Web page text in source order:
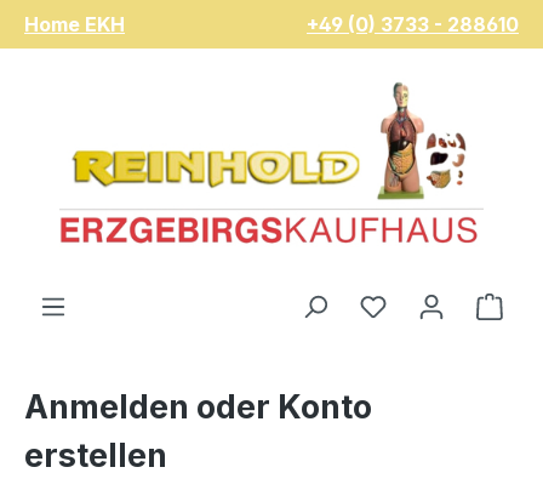
Zum Hauptinhalt springen
Home EKH +49 (0) 3733 - 288610
Du hast 0
Anmelden oder Konto
erstellen